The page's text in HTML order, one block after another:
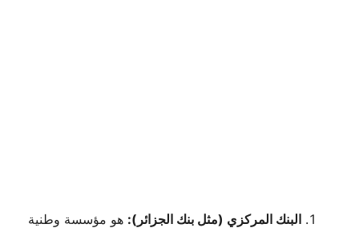
البنك المركزي (مثل بنك الجزائر): هو مؤسسة وطنية